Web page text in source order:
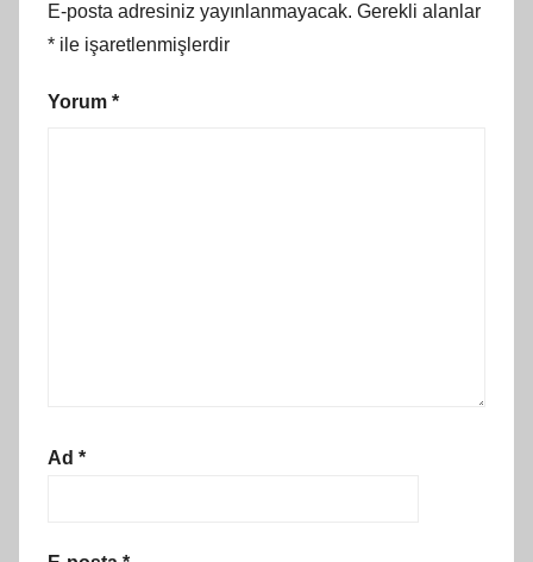
E-posta adresiniz yayınlanmayacak. Gerekli alanlar
* ile işaretlenmişlerdir
Yorum *
Ad *